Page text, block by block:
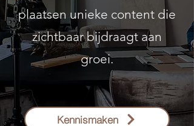
plaatsen unieke content die
zichtbaar bijdraagt aan
groei.
Kennismaken